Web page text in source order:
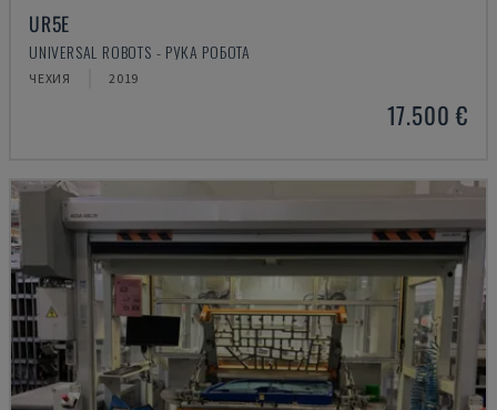
UR5E
UNIVERSAL ROBOTS - РУКА РОБОТА
ЧЕХИЯ 2019
17.500 €